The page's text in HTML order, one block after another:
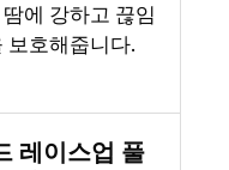
에 강하고 끊임
호해줍니다.
레이스업 풀